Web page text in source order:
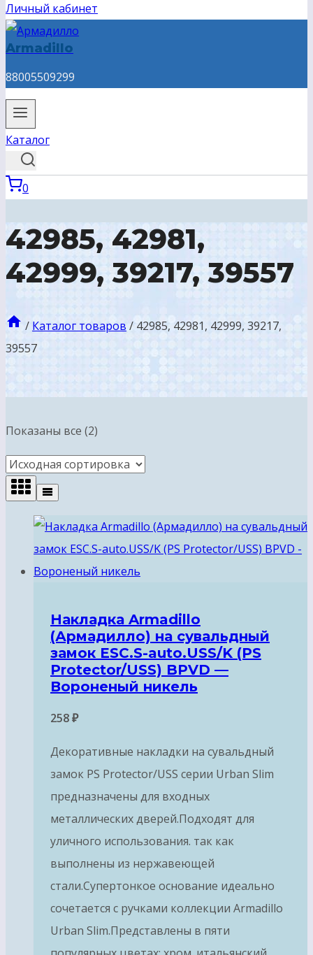
Личный кабинет
Armadillo
88005509299
Каталог
0
42985, 42981,
42999, 39217, 39557
/ Каталог товаров / 42985, 42981, 42999, 39217,
39557
Показаны все (2)
Накладка Armadillo
(Армадилло) на сувальдный
замок ESC.S-auto.USS/K (PS
Protector/USS) BPVD —
Вороненый никель
258₽
Декоративные накладки на сувальдный
замок PS Protector/USS серии Urban Slim
предназначены для входных
металлических дверей.Подходят для
уличного использования. так как
выполнены из нержавеющей
стали.Супертонкое основание идеально
сочетается с ручками коллекции Armadillo
Urban Slim.Представлены в пяти